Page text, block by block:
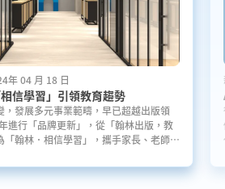
年 04 月 18 日
信學習」引領教育趨勢
，發展多元事業範疇，早已超越出版領
進行「品牌更新」，從「翰林出版，教
「翰林．相信學習」，攜手家長、老師以
步成立子公司翰林教育科技與台灣明光文